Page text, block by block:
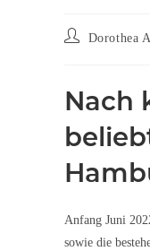
Dorothea
Nach
Anfang Juni
sowie die